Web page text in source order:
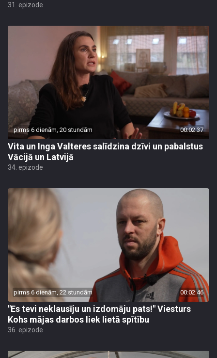
31. epizode
pirms 6 dienām, 20 stundām 00:02:37
Vita un Inga Valteres salīdzina dzīvi un pabalstus
Vācijā un Latvijā
34. epizode
pirms 6 dienām, 22 stundām 00:02:46
"Es tevi neklausīju un izdomāju pats!" Viesturs
Kohs mājas darbos liek lietā spītību
36. epizode